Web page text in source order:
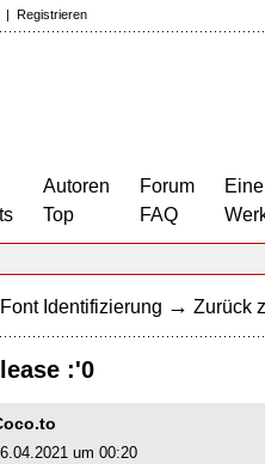
| Registrieren
Autoren
Top
Forum
FAQ
Font Identifizierung → Zurück
:'0
um 00:20